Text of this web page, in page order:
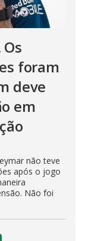
foram
deve
em
não teve
após o jogo
Não foi